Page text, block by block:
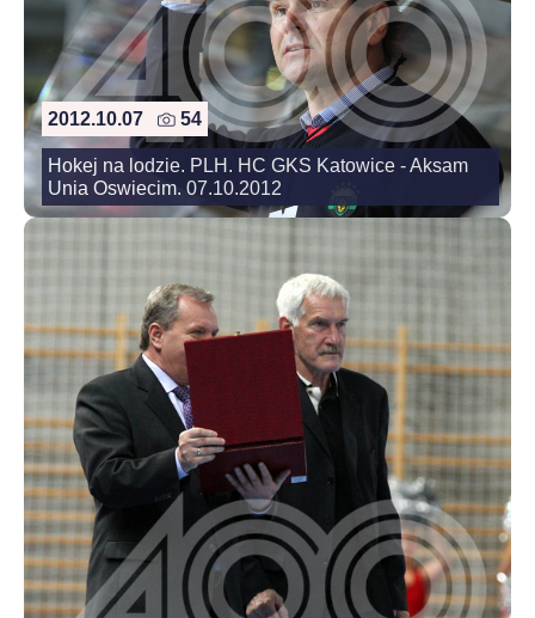
2012.10.07 54
Hokej na lodzie. PLH. HC GKS Katowice - Aksam
Unia Oswiecim. 07.10.2012